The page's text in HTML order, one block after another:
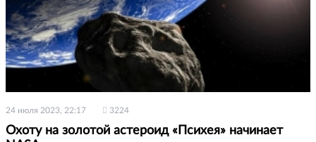
24 июля 2023, 22:17 3224
Охоту на золотой астероид «Психея» начинает